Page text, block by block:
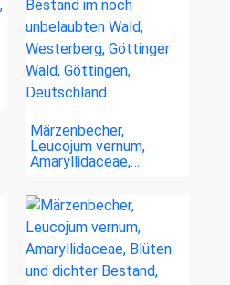
Märzenbecher,
Leucojum vernum,
Amaryllidaceae,…